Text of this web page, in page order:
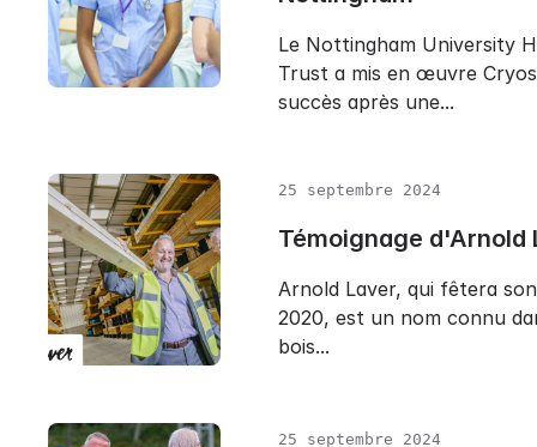
Le Nottingham University
Trust a mis en œuvre
succès après une...
25 septembre 2024
Témoignage d'Arnold
Arnold Laver, qui fêtera
2020, est un nom connu
bois...
25 septembre 2024